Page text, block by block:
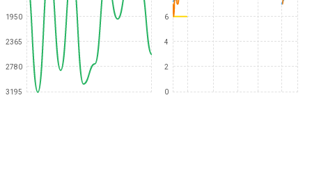
1950
2365
2780
3195
6
4
2
0